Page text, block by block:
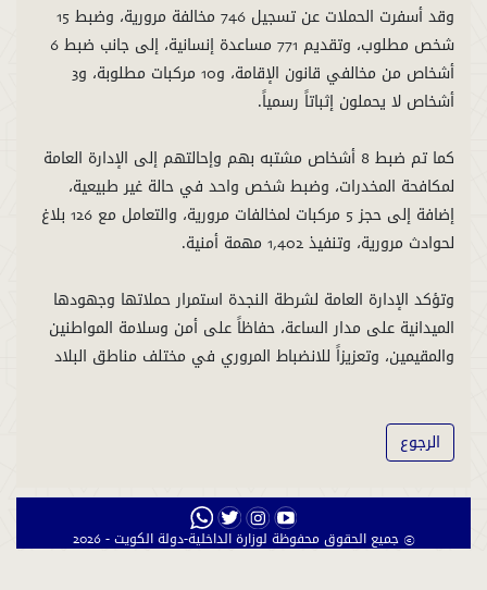
وقد أسفرت الحملات عن تسجيل 746 مخالفة مرورية، وضبط 15
شخص مطلوب، وتقديم 771 مساعدة إنسانية، إلى جانب ضبط 6
أشخاص من مخالفي قانون الإقامة، و10 مركبات مطلوبة، و3
كما تم ضبط 8 أشخاص مشتبه بهم وإحالتهم إلى الإدارة العامة
لمكافحة المخدرات، وضبط شخص واحد في حالة غير طبيعية،
إضافة إلى حجز 5 مركبات لمخالفات مرورية، والتعامل مع 126 بلاغ
وتؤكد الإدارة العامة لشرطة النجدة استمرار حملاتها وجهودها
الميدانية على مدار الساعة، حفاظاً على أمن وسلامة المواطنين
والمقيمين، وتعزيزاً للانضباط المروري في مختلف مناطق البلاد
الرجوع
© جميع الحقوق محفوظة لوزارة الداخلية-دولة الكويت - 2026